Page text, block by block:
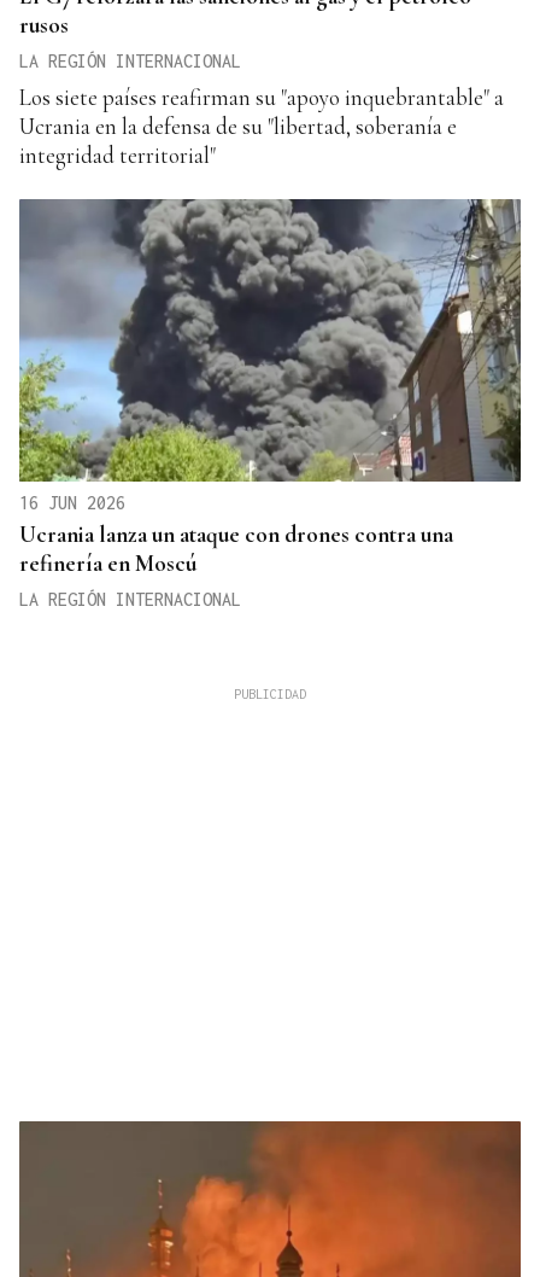
rusos
LA REGIÓN INTERNACIONAL
Los siete países reafirman su "apoyo inquebrantable" a
Ucrania en la defensa de su "libertad, soberanía e
integridad territorial"
16 JUN 2026
Ucrania lanza un ataque con drones contra una
refinería en Moscú
LA REGIÓN INTERNACIONAL